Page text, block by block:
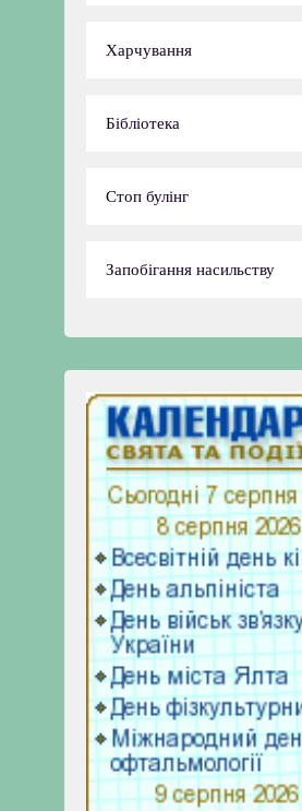
Харчування
Бібліотека
Стоп булінг
Запобігання насильству